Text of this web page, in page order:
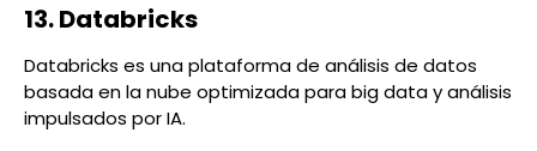
13. Databricks
Databricks es una plataforma de análisis de datos
basada en la nube optimizada para big data y análisis
impulsados por IA.